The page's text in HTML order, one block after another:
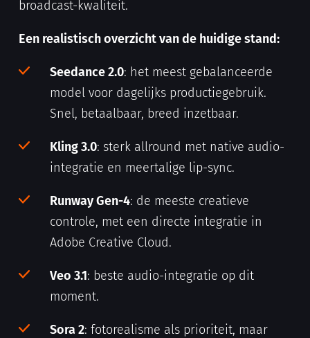
broadcast-kwaliteit.
Een realistisch overzicht van de huidige stand:
Seedance 2.0: het meest gebalanceerde
model voor dagelijks productiegebruik.
Snel, betaalbaar, breed inzetbaar.
Kling 3.0: sterk allround met native audio-
integratie en meertalige lip-sync.
Runway Gen-4: de meeste creatieve
controle, met een directe integratie in
Adobe Creative Cloud.
Veo 3.1: beste audio-integratie op dit
moment.
Sora 2: fotorealisme als prioriteit, maar